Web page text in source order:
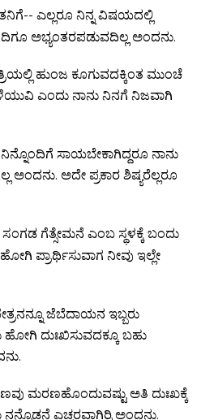
ಆತನಿಗೆ-- ಎಲ್ಲರೂ ನಿನ್ನ ವಿಷಯದಲ್ಲಿ
ಅಭ್ಯಂತರಪಡುವದಿಲ್ಲ ಅಂದನು.
ಹುಂಜ ಕೂಗುವದಕ್ಕಿಂತ ಮುಂಚೆ
ಎಂದು ನಾನು ನಿನಗೆ ನಿಜವಾಗಿ
ಸಾಯಬೇಕಾಗಿದ್ದರೂ ನಾನು
ಅಂದನು. ಅದೇ ಪ್ರಕಾರ ಶಿಷ್ಯರೆಲ್ಲರೂ
ಗೆತ್ಸೇಮನೆ ಎಂಬ ಸ್ಥಳಕ್ಕೆ ಬಂದು
ಪ್ರಾರ್ಥಿಸುವಾಗ ನೀವು ಇಲ್ಲೇ
ಜೆಬೆದಾಯನ ಇಬ್ಬರು
ಹೋಗಿ ದುಃಖಿಸುವದಕ್ಕೂ ಬಹು
ಮರಣಹೊಂದುವಷ್ಟು ಅತಿ ದುಃಖಕ್ಕೆ
ನನ್ನೊಡನೆ ಎಚ್ಚರವಾಗಿರ್ರಿ ಅಂದನು.